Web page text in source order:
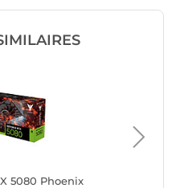
5080 Phoenix